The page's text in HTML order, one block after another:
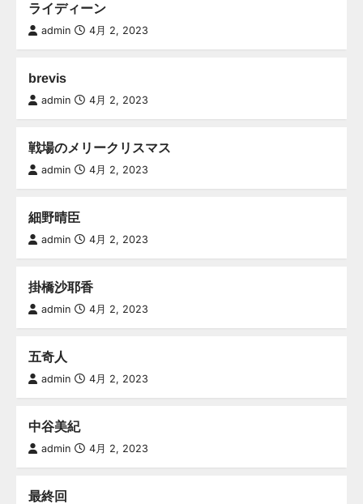
ライディーン
admin 4月 2, 2023
brevis
admin 4月 2, 2023
戦場のメリークリスマス
admin 4月 2, 2023
細野晴臣
admin 4月 2, 2023
掛橋沙耶香
admin 4月 2, 2023
五奇人
admin 4月 2, 2023
中谷美紀
admin 4月 2, 2023
最終回